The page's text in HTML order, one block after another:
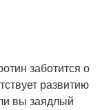
заботится о
развитию
вы заядлый